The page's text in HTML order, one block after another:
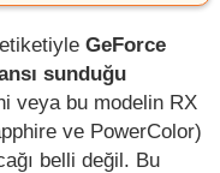
GeForce
sunduğu
veya bu modelin RX
ve PowerColor)
belli değil. Bu